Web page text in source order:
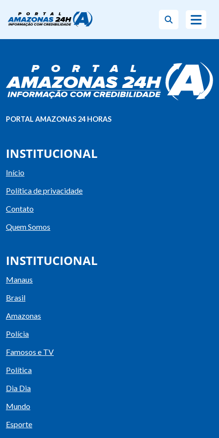
PORTAL AMAZONAS 24 HORAS
INSTITUCIONAL
Início
Política de privacidade
Contato
Quem Somos
INSTITUCIONAL
Manaus
Brasil
Amazonas
Polícia
Famosos e TV
Política
Dia Dia
Mundo
Esporte